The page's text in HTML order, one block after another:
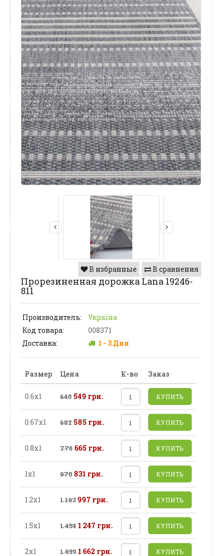
В сравнения
В избранные
Прорезиненная дорожка Lana 19246-
811
Производитель:
Україна
Код товара:
008371
Доставка:
1 - 3 Дня
Размер Цена К-во Заказ
0.6х1 640 549 грн. КУПИТЬ
0.67х1 682 585 грн. КУПИТЬ
0.8х1 776 665 грн. КУПИТЬ
1х1 970 831 грн. КУПИТЬ
1.2х1 1 163 997 грн. КУПИТЬ
1.5х1 1 454 1 247 грн. КУПИТЬ
2х1 1 939 1 662 грн. КУПИТЬ